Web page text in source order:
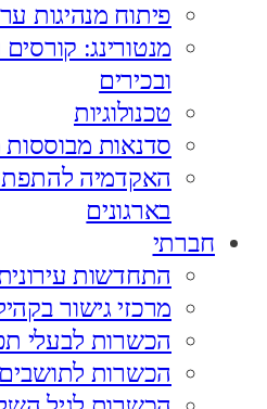
פיתוח מנהיגות
מנטורינג:
ובכירים
טכנולוגיות
סדנאות
האקדמיה
בארגונים
חברתי
התחדשות
מרכזי גישור
הכשרות לבעלי
הכשרות לתושבים